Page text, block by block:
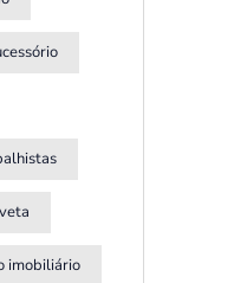
imobiliário